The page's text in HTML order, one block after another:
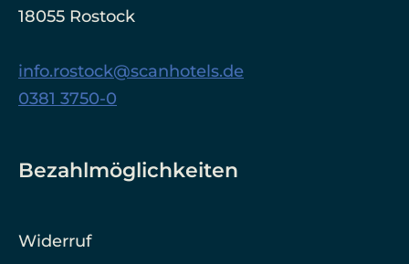
18055 Rostock
info.rostock@scanhotels.de
0381 3750-0
Bezahlmöglichkeiten
Widerruf